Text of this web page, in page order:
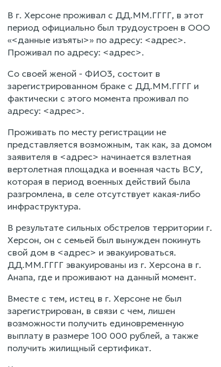
В г. Херсоне проживал с ДД.ММ.ГГГГ, в этот
период официально был трудоустроен в ООО
«<данные изъяты>» по адресу: <адрес>.
Проживал по адресу: <адрес>.
Со своей женой - ФИО3, состоит в
зарегистрированном браке с ДД.ММ.ГГГГ и
фактически с этого момента проживал по
адресу: <адрес>.
Проживать по месту регистрации не
представляется возможным, так как, за домом
заявителя в <адрес> начинается взлетная
вертолетная площадка и военная часть ВСУ,
которая в период военных действий была
разгромлена, в селе отсутствует какая-либо
инфраструктура.
В результате сильных обстрелов территории г.
Херсон, он с семьей был вынужден покинуть
свой дом в <адрес> и эвакуироваться.
ДД.ММ.ГГГГ эвакуированы из г. Херсона в г.
Анапа, где и проживают на данный момент.
Вместе с тем, истец в г. Херсоне не был
зарегистрирован, в связи с чем, лишен
возможности получить единовременную
выплату в размере 100 000 рублей, а также
получить жилищный сертификат.